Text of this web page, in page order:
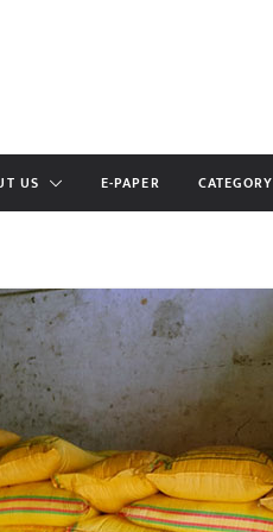
US E-PAPER CATEGORY